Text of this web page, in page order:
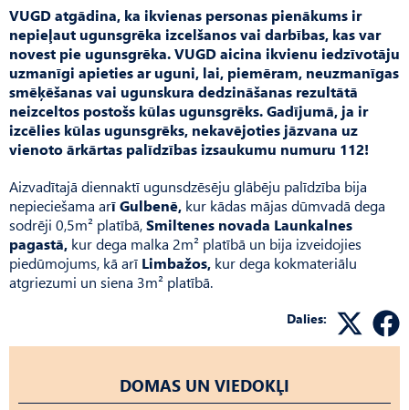
VUGD atgādina, ka ikvienas personas pienākums ir
nepieļaut ugunsgrēka izcelšanos vai darbības, kas var
novest pie ugunsgrēka. VUGD aicina ikvienu iedzīvotāju
uzmanīgi apieties ar uguni, lai, piemēram, neuzmanīgas
smēķēšanas vai ugunskura dedzināšanas rezultātā
neizceltos postošs kūlas ugunsgrēks. Gadījumā, ja ir
izcēlies kūlas ugunsgrēks, nekavējoties jāzvana uz
vienoto ārkārtas palīdzības izsaukumu numuru 112!
Aizvadītajā diennaktī ugunsdzēsēju glābēju palīdzība bija
nepieciešama arī Gulbenē, kur kādas mājas dūmvadā dega
sodrēji 0,5m² platībā,Smiltenes novada Launkalnes
pagastā, kur dega malka 2m² platībā un bija izveidojies
piedūmojums, kā arī Limbažos, kur dega kokmateriālu
atgriezumi un siena 3m² platībā.
Dalies:
DOMAS UN VIEDOKĻI